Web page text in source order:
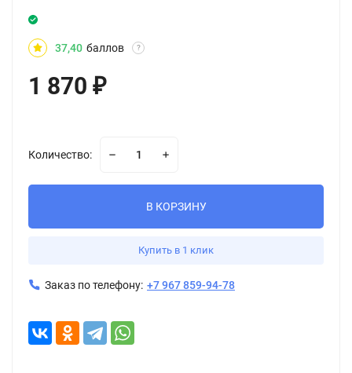
37,40 баллов ?
1 870 ₽
Количество:
В КОРЗИНУ
Купить в 1 клик
Заказ по телефону: +7 967 859-94-78